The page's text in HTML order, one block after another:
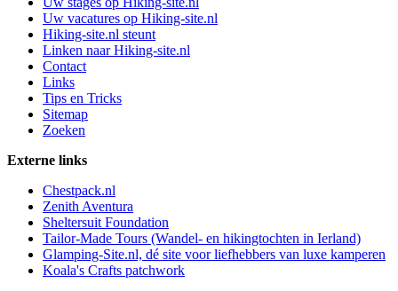
Uw vacatures op Hiking-site.nl
Hiking-site.nl steunt
Linken naar Hiking-site.nl
Contact
Links
Tips en Tricks
Sitemap
Zoeken
Externe links
Chestpack.nl
Zenith Aventura
Sheltersuit Foundation
Tailor-Made Tours (Wandel- en hikingtochten in Ierland)
Glamping-Site.nl, dé site voor liefhebbers van luxe kamperen
Koala's Crafts patchwork